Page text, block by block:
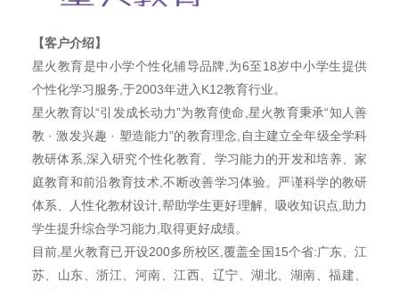
【客户介绍】
星火教育是中小学个性化辅导品牌,为6至18岁中小学生提供
个性化学习服务,于2003年进入K12教育行业。
星火教育以“引发成长动力”为教育使命,星火教育秉承“知人善
教 ·激发兴趣 · 塑造能力”的教育理念, 自主建立全年级全学科
教研体系,深入研究个性化教育、学习能力的开发和培养、家
庭教育和前沿教育技术,不断改善学习体验。严谨科学的教研
体系、人性化教材设计,帮助学生更好理解、吸收知识点,助力
学生提升综合学习能力,取得更好成绩。
目前,星火教育已开设200多所校区,覆盖全国15个省:广东、江
苏、山东、浙江、河南、江西、辽宁、湖北、湖南、福建、